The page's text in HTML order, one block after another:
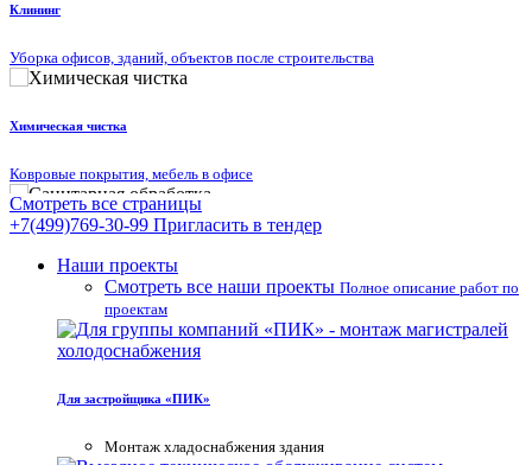
Клининг
Уборка офисов, зданий, объектов после строительства
Химическая чистка
Ковровые покрытия, мебель в офисе
Дезинфекция, дезинсекция и дератизация
строительного инструмента
Смотреть все страницы
+7(499)769-30-99 Пригласить в тендер
Наши проекты
Смотреть все наши проекты Полное описание работ по
проектам
Для застройщика «ПИК»
Mонтаж хладоснабжения здания